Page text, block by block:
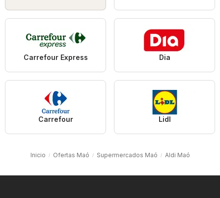
Carrefour Express Dia
Carrefour Lidl
Inicio Ofertas Maó Supermercados Maó Aldi Maó